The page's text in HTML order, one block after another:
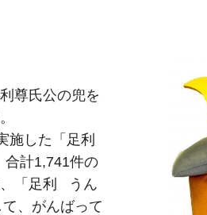
尊氏公の兜を
施した「足利
合計1,741件の
、「足利 うん
、がんばって